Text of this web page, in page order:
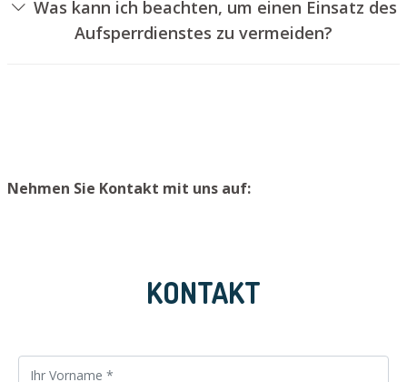
Türschloss aufzubohren. Wir bauen Ihnen jedoch einen
neuen Schließzylinder ein, sodass die Eingangstür wieder
Was kann ich beachten, um einen Einsatz des
Aufsperrdienstes zu vermeiden?
Nehmen Sie Kontakt mit uns auf:
KONTAKT